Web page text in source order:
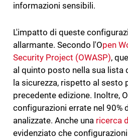
informazioni sensibili.
L'impatto di queste
allarmante. Secondo l'Open
Security Project (OWASP),
al quinto posto nella sua lista
la sicurezza, rispetto al sesto
precedente edizione. Inoltre,
configurazioni errate nel 90%
analizzate. Anche una ricerca
evidenziato che